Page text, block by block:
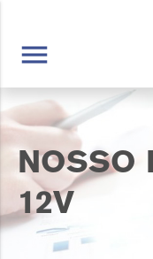
menu
NOSSO
12V